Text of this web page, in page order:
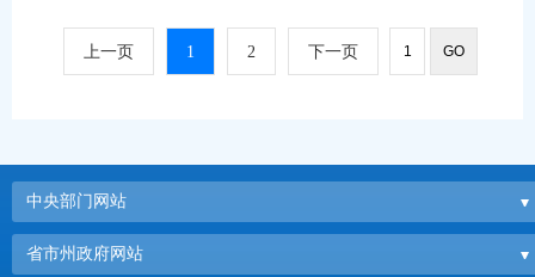
上一页 1 2 下一页
中央部门网站
省市州政府网站